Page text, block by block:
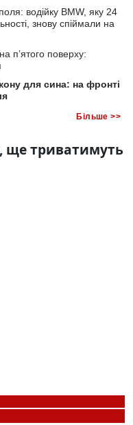
водійку BMW, яку 24
знову спіймали на
п’ятого поверху:
для сина: на фронті
Більше >>
ще триватимуть